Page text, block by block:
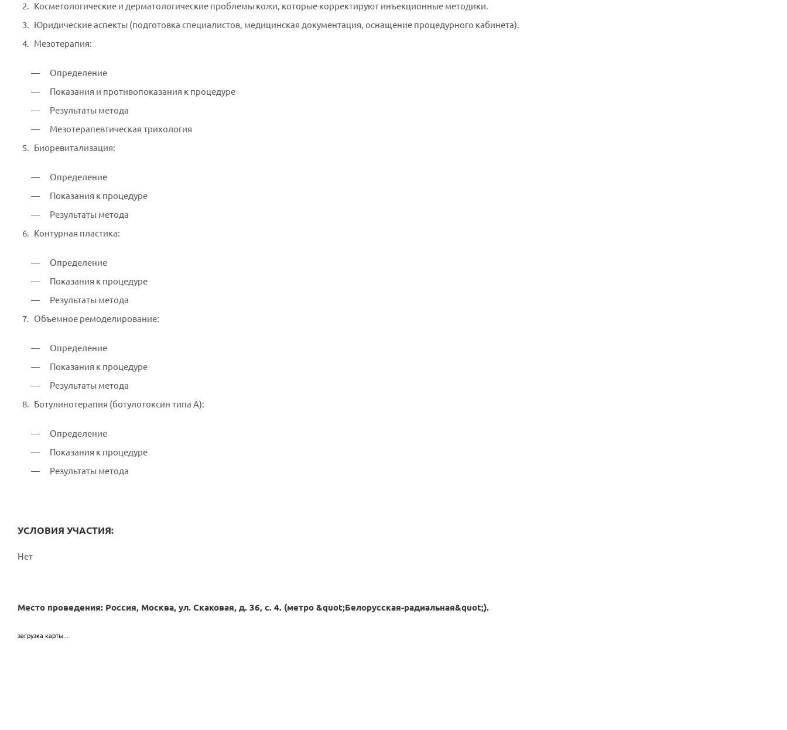
Косметологические и дерматологические проблемы кожи, которые корректируют инъекционные методики.
Юридические аспекты (подготовка специалистов, медицинская документация, оснащение процедурного кабинета).
Мезотерапия:
Определение
Показания и противопоказания к процедуре
Результаты метода
Мезотерапевтическая трихология
Биоревитализация:
Определение
Показания к процедуре
Результаты метода
Контурная пластика:
Определение
Показания к процедуре
Результаты метода
Объемное ремоделирование:
Определение
Показания к процедуре
Результаты метода
Ботулинотерапия (ботулотоксин типа А):
Определение
Показания к процедуре
Результаты метода
УСЛОВИЯ УЧАСТИЯ:
Нет
Место проведения: Россия, Москва, ул. Скаковая, д. 36, с. 4. (метро &quot;Белорусская-радиальная&quot;).
загрузка карты...